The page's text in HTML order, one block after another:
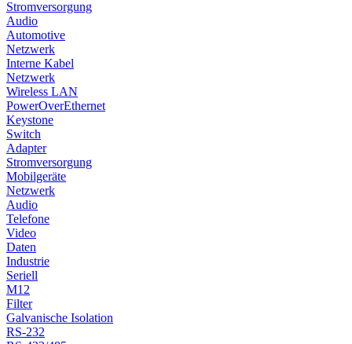
Stromversorgung
Audio
Automotive
Netzwerk
Interne Kabel
Netzwerk
Wireless LAN
PowerOverEthernet
Keystone
Switch
Adapter
Stromversorgung
Mobilgeräte
Netzwerk
Audio
Telefone
Video
Daten
Industrie
Seriell
M12
Filter
Galvanische Isolation
RS-232